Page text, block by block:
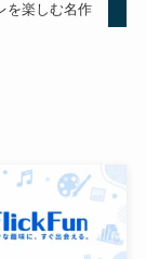
を楽しむ名作